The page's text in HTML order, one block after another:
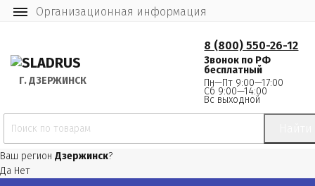
Организационная информация
Г. ДЗЕРЖИНСК
8 (800) 550-26-12
Звонок по РФ
бесплатный
Пн—Пт 9:00—17:00
Сб 9:00—14:00
Вс выходной
Ваш регион Дзержинск?
Да Нет